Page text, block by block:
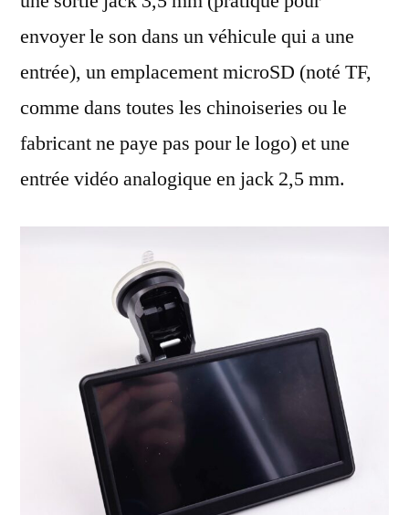
envoyer le son dans un véhicule qui a une
entrée), un emplacement microSD (noté TF,
comme dans toutes les chinoiseries ou le
fabricant ne paye pas pour le logo) et une
entrée vidéo analogique en jack 2,5 mm.